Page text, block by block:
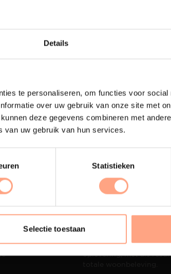
Details
te personaliseren, om functies voor social
over uw gebruik van onze site met
deze gegevens combineren met
van uw gebruik van hun services.
Statistieken
Selectie toestaan
onze
met
Interieur inrichting
PUUUR biedt volledige
ontzorging van eerste
oplevering,met als